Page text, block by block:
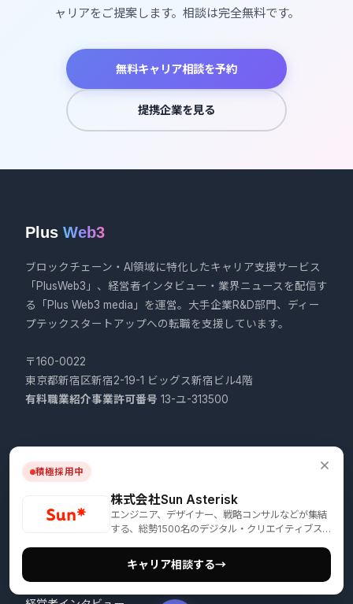
ャリアをご提案します。相談は完全無料です。
無料キャリア相談を予約
提携企業を見る
積極採用中
株式会社Sun Asterisk
エンジニア、デザイナー、戦略コンサルなどが集結
する、総勢1500名のデジタル・クリエイティブス
キャリア相談する→
Plus Web3
ブロックチェーン・AI領域に特化したキャリア支援サービス
「PlusWeb3」、経営者インタビュー・業界ニュースを配信す
る「Plus Web3 media」を運営。大手企業R&D部門、ディー
プテックスタートアップへの転職を支援しています。
〒160-0022
東京都新宿区新宿2-19-1 ビッグス新宿ビル4階
有料職業紹介事業許可番号 13-ユ-313500
無料キャリア相談
提携企業一覧